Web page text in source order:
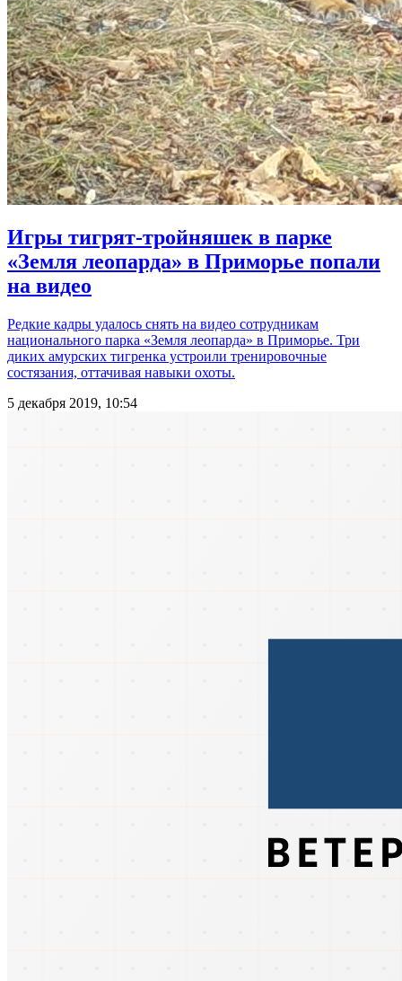
Игры тигрят-тройняшек в парке
«Земля леопарда» в Приморье попали
на видео
Редкие кадры удалось снять на видео сотрудникам
национального парка «Земля леопарда» в Приморье. Три
диких амурских тигренка устроили тренировочные
состязания, оттачивая навыки охоты.
5 декабря 2019, 10:54